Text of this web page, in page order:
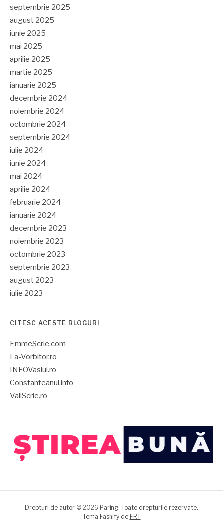
septembrie 2025
august 2025
iunie 2025
mai 2025
aprilie 2025
martie 2025
ianuarie 2025
decembrie 2024
noiembrie 2024
octombrie 2024
septembrie 2024
iulie 2024
iunie 2024
mai 2024
aprilie 2024
februarie 2024
ianuarie 2024
decembrie 2023
noiembrie 2023
octombrie 2023
septembrie 2023
august 2023
iulie 2023
CITESC ACESTE BLOGURI
EmmeScrie.com
La-Vorbitor.ro
INFOVaslui.ro
Constanteanul.info
ValiScrie.ro
Drepturi de autor © 2026 Paring. Toate drepturile rezervate.
Tema Fashify de FRT